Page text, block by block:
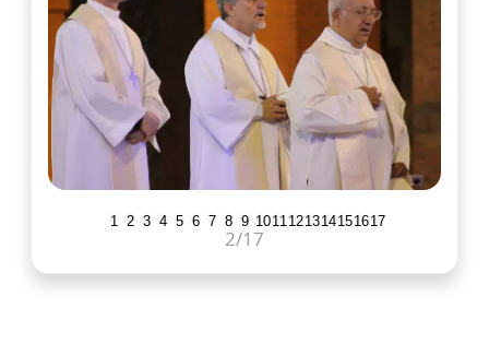
1 2 3 4 5 6 7 8 9 1011 121314151617
2/17